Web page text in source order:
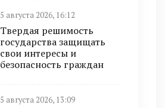
5 августа 2026, 16:12
Твердая решимость
государства защищать
свои интересы и
безопасность граждан
5 августа 2026, 13:09